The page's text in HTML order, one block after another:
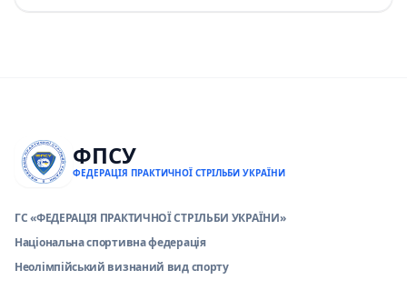
ФПСУ
ФЕДЕРАЦІЯ ПРАКТИЧНОЇ СТРІЛЬБИ УКРАЇНИ
ГС «ФЕДЕРАЦІЯ ПРАКТИЧНОЇ СТРІЛЬБИ УКРАЇНИ»
Національна спортивна федерація
Неолімпійський визнаний вид спорту